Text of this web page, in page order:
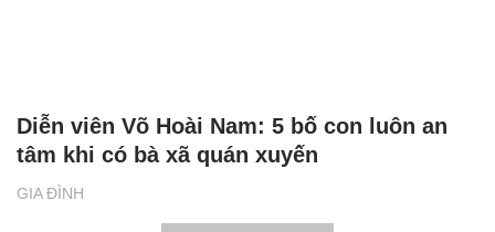
GIA ĐÌNH
Diễn viên Võ Hoài Nam: 5 bố con luôn an
tâm khi có bà xã quán xuyến